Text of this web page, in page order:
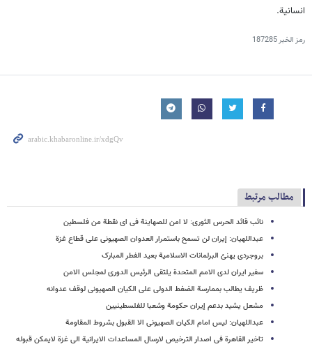
انسانیة.
رمز الخبر187285
مطالب مرتبط
نائب قائد الحرس الثوری: لا امن للصهاینة فی ای نقطة من فلسطین
عبداللهیان: إیران لن تسمح باستمرار العدوان الصهیونی علی قطاع غزة
بروجردی یهنئ البرلمانات الاسلامیة بعید الفطر المبارک
سفیر ایران لدی الامم المتحدة یلتقی الرئیس الدوری لمجلس الامن
ظریف یطالب بممارسة الضغط الدولی علی الکیان الصهیونی لوقف عدوانه
مشعل یشید بدعم إیران حکومة وشعبا للفلسطینیین
عبداللهیان: لیس امام الکیان الصهیونی الا القبول بشروط المقاومة
تاخیر القاهرة فی اصدار الترخیص لارسال المساعدات الایرانیة الی غزة لایمکن قبوله